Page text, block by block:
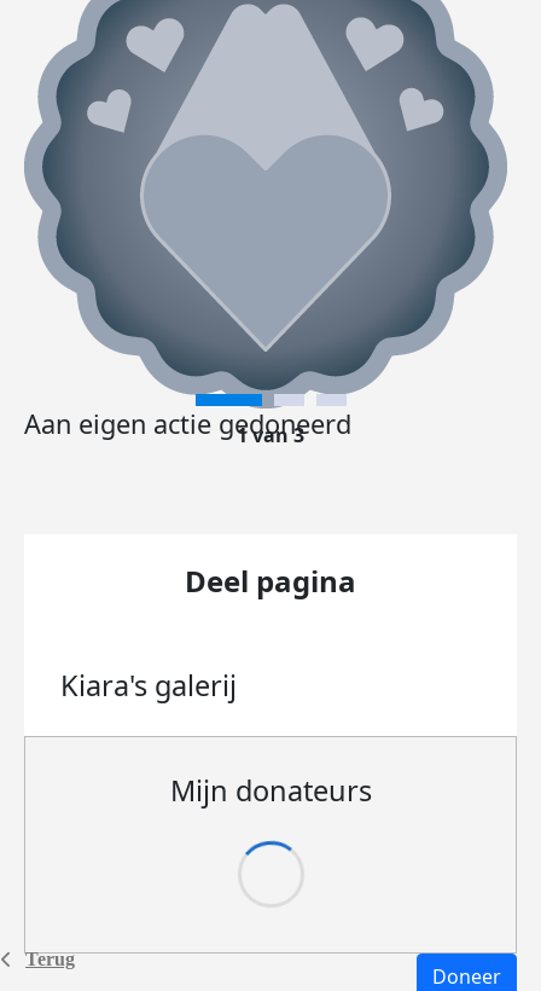
Terug
Aan eigen actie gedoneerd
1 van 3
Deel pagina
Kiara's galerij
Mijn donateurs
Doneer